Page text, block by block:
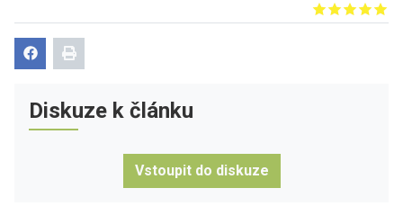
Give it 1/5
Give it 2/5
Give it 3/5
Give it 4/5
Give it 5/5
Diskuze k článku
Vstoupit do diskuze